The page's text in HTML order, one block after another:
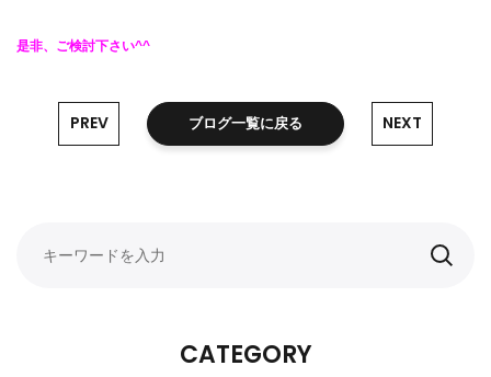
是非、ご検討下さい^^
PREV ブログ一覧に戻る NEXT
CATEGORY